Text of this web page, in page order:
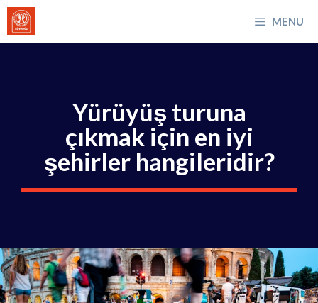
İçeriğe
atla
MENU
Yürüyüş turuna
çıkmak için en iyi
şehirler hangileridir?